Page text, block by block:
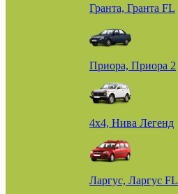
Гранта, Гранта FL
Приора, Приора 2
4х4, Нива Легенд
Ларгус, Ларгус FL